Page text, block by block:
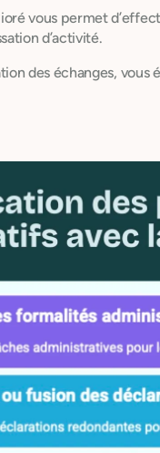
vous permet
d’activité.
des échanges, vous